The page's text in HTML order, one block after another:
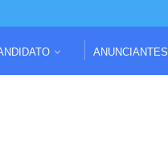
ANUNCIANTES